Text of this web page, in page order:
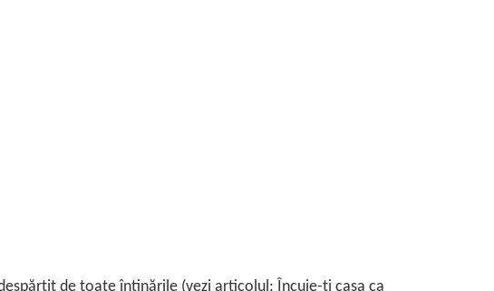
de toate întinările (vezi articolul: Încuie-ţi casa ca